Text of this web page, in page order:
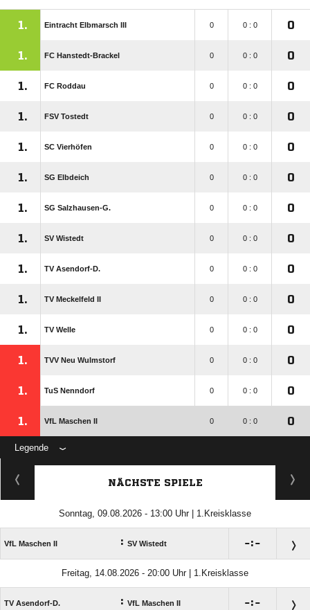
1. Eintracht Elbmarsch III 0 0 : 0 0
1. FC Hanstedt-Brackel 0 0 : 0 0
1. FC Roddau 0 0 : 0 0
1. FSV Tostedt 0 0 : 0 0
1. SC Vierhöfen 0 0 : 0 0
1. SG Elbdeich 0 0 : 0 0
1. SG Salzhausen-G. 0 0 : 0 0
1. SV Wistedt 0 0 : 0 0
1. TV Asendorf-D. 0 0 : 0 0
1. TV Meckelfeld II 0 0 : 0 0
1. TV Welle 0 0 : 0 0
1. TVV Neu Wulmstorf 0 0 : 0 0
1. TuS Nenndorf 0 0 : 0 0
1. VfL Maschen II 0 0 : 0 0
Legende
NÄCHSTE SPIELE
Sonntag, 09.08.2026 - 13:00 Uhr | 1.Kreisklasse
VfL Maschen II : SV Wistedt :
Freitag, 14.08.2026 - 20:00 Uhr | 1.Kreisklasse
TV Asendorf-D. : VfL Maschen II :